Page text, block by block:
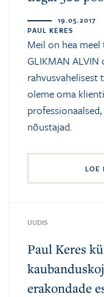
19.05.2017
PAUL KERES
Meil on hea
GLIKMAN
rahvusvahelisest
oleme oma
nõustajad.
LOE
UUDIS
Paul Keres
erakondade